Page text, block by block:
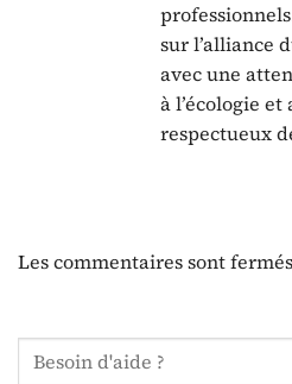
sur l’alliance
avec une
à l’écologie
respectueux
Les commentaires sont